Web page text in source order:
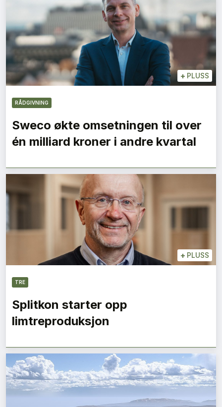
+ PLUSS
RÅDGIVNING
Sweco økte omsetningen til over
én milliard kroner i andre kvartal
+ PLUSS
TRE
Splitkon starter opp
limtreproduksjon